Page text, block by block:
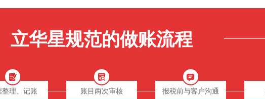
立华星规范的做账流程
整理、记账 账目两次审核 报税前与客户沟通